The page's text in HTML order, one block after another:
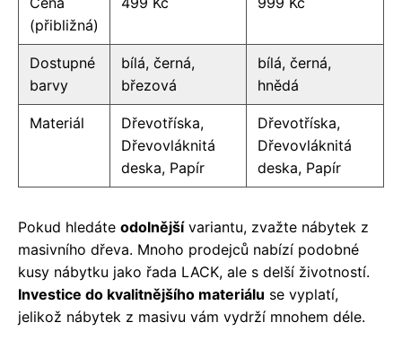
(přibližná)
Dostupné
barvy
bílá, černá,
březová
bílá, černá,
hnědá
Materiál
Dřevotříska,
Dřevovláknitá
deska, Papír
Dřevotříska,
Dřevovláknitá
deska, Papír
Pokud hledáte odolnějšívariantu, zvažte nábytek z
masivního dřeva. Mnoho prodejců nabízí podobné
kusy nábytku jako řada LACK, ale s delší životností.
Investice do kvalitnějšího materiálu se vyplatí,
jelikož nábytek z masivu vám vydrží mnohem déle.